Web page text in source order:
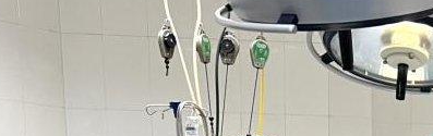
Trang
Tổ